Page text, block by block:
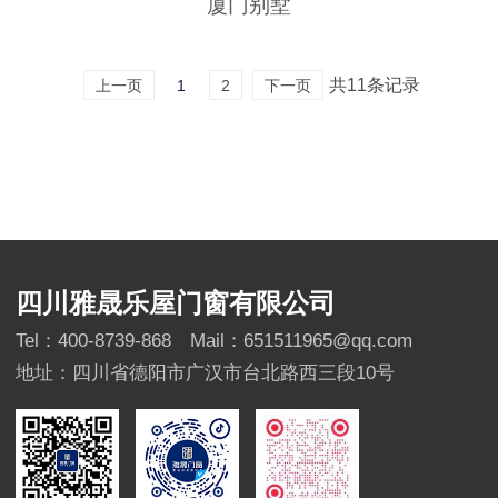
厦门别墅
上一页 1 2 下一页 共11条记录
四川雅晟乐屋门窗有限公司
Tel：400-8739-868
Mail：651511965@qq.com
地址：四川省德阳市广汉市台北路西三段10号